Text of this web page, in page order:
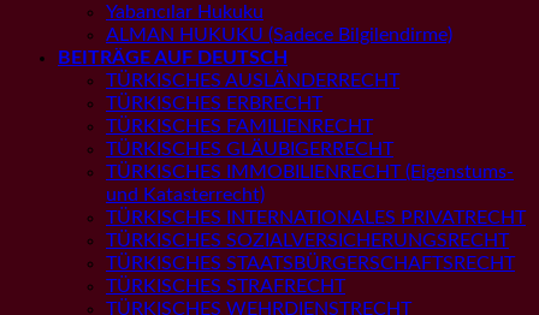
Yabancılar Hukuku
ALMAN HUKUKU (Sadece Bilgilendirme)
BEITRÄGE AUF DEUTSCH
TÜRKISCHES AUSLÄNDERRECHT
TÜRKISCHES ERBRECHT
TÜRKISCHES FAMILIENRECHT
TÜRKISCHES GLÄUBIGERRECHT
TÜRKISCHES IMMOBILIENRECHT (Eigenstums-
und Katasterrecht)
TÜRKISCHES INTERNATIONALES PRIVATRECHT
TÜRKISCHES SOZIALVERSICHERUNGSRECHT
TÜRKISCHES STAATSBÜRGERSCHAFTSRECHT
TÜRKISCHES STRAFRECHT
TÜRKISCHES WEHRDIENSTRECHT